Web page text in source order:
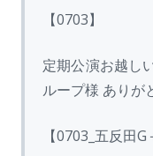
【0703】
定期公演お越し
ループ様 ありが
【0703_五反田G